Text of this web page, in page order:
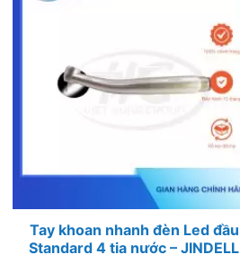
Tay khoan nhanh đèn Led đầu
Standard 4 tia nước – JINDELL